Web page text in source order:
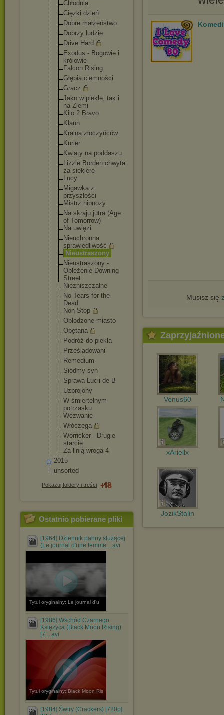
Chłodnia
Ciężki dzień
Dobre małżeństwo
Dobrzy ludzie
Drive Hard
Exodus - Bogowie i
królowie
Falcon Rising
Głębia ciemności
Gracz
Jako w piekle, tak i
na Ziemi
Kilo 2 Bravo
Klaun
Kraina złoczyńców
Kurier
Kwiaty na poddaszu
Lizzie Borden chwyta
za siekierę
Lucy
Migawka z
przyszłości
Mistrz hipnozy
Na skraju jutra (Age
of Tomorrow)
Na uwięzi
Nieuchronna
sprawiedliwość
Nieustraszony
Nieustraszony -
Oblężenie Downing
Street
Niezniszcza lne
No Tears for the
Dead
Non-Stop
Oblodzone miasto
Opętana
Podróż do piekła
Prześladowani
Remedium
Siódmy syn
Sprawa Lucii de B
Uzbrojony
W śmiertelnym
potrzasku
Wezwanie
Włóczęga
Worricker - Drugie
starcie
Za linią wroga 4
2015
unsorted
Pokazuj foldery i treści
Ostatnio pobierane pliki
[1964] Dziennik panny służącej
(Le journal d'une femme....avi
Tytuł oryginalny: Le journal d'u
[1986] Wschód Czarnego
Księżyca (Black Moon Rising)
[7....avi
Tytuł oryginalny: Black Moon Ris
...
[1984] Świry (Crackers) [720p]
Musisz się
Venus60
xAriellx
JozikStalin